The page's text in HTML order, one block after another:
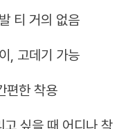
티 거의 없음
, 고데기 가능
편한 착용
싶을 때 어디나 착